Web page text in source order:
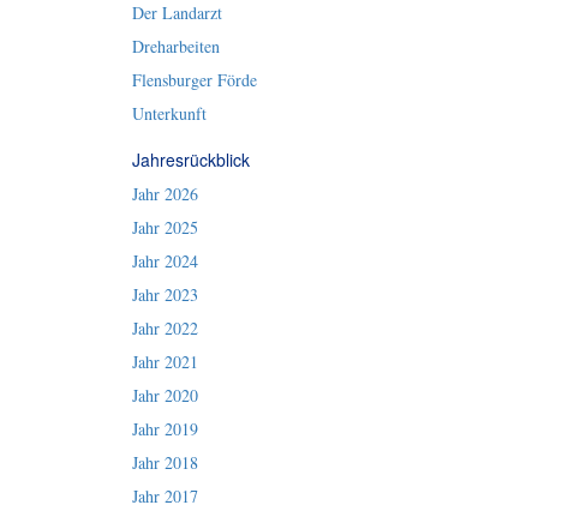
Der Landarzt
Dreharbeiten
Flensburger Förde
Unterkunft
Jahresrückblick
Jahr 2026
Jahr 2025
Jahr 2024
Jahr 2023
Jahr 2022
Jahr 2021
Jahr 2020
Jahr 2019
Jahr 2018
Jahr 2017